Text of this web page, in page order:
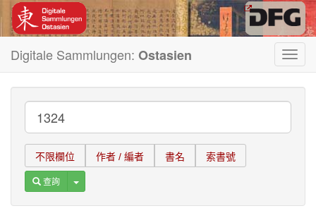
Digitale Sammlungen: Ostasien
不限欄位 作者 / 編者 書名 索書號
查詢 Toggle Dropdown